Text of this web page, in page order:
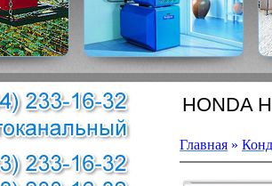
HONDA
Главная »